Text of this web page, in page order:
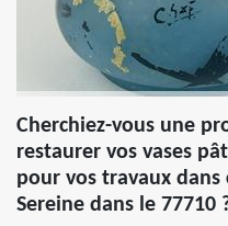
Cherchiez-vous une
restaurer vos vases
pour vos travaux dans
Sereine dans le 77710